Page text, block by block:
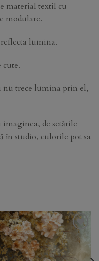
material textil cu
modulare.
lumina.
cute.
nu trece lumina prin el,
de setările
în studio, culorile pot sa
Add to
Wishlist